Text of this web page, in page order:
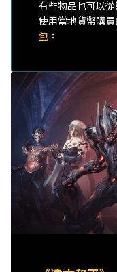
有些物品也可以
使用當地貨幣購買
包 。